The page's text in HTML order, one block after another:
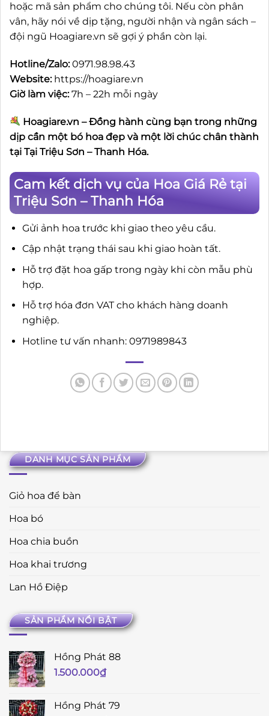
DANH MỤC SẢN PHẨM
Giỏ hoa để bàn
Hoa bó
Hoa chia buồn
Hoa khai trương
Lan Hồ Điệp
SẢN PHẨM NỔI BẬT
Hồng Phát 88
1.500.000₫
Hồng Phát 79
hoặc mã sản phẩm cho chúng tôi. Nếu còn phân
vân, hãy nói về dịp tặng, người nhận và ngân sách –
đội ngũ Hoagiare.vn sẽ gợi ý phần còn lại.
Hotline/Zalo:0971.98.98.43
Website: https://hoagiare.vn
Giờ làm việc:7h – 22h mỗi ngày
Hoagiare.vn – Đồng hành cùng bạn trong những
dịp cần một bó hoa đẹp và một lời chúc chân thành
tại Tại Triệu Sơn – Thanh Hóa.
Cam kết dịch vụ của Hoa Giá Rẻ tại
Triệu Sơn – Thanh Hóa
Gửi ảnh hoa trước khi giao theo yêu cầu.
Cập nhật trạng thái sau khi giao hoàn tất.
Hỗ trợ đặt hoa gấp trong ngày khi còn mẫu phù
hợp.
Hỗ trợ hóa đơn VAT cho khách hàng doanh
nghiệp.
Hotline tư vấn nhanh: 0971989843